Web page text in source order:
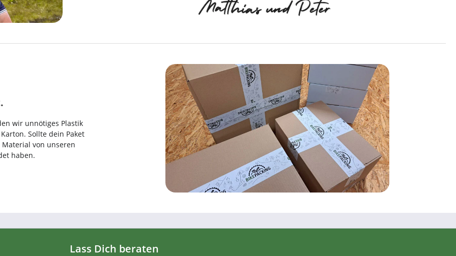
wir unnötiges Plastik
Sollte dein Paket
von unseren
haben.
Lass Dich beraten